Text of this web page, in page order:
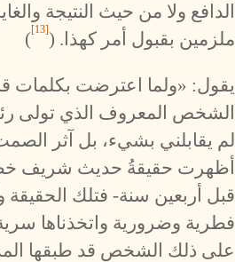
الدافع ولا من حيث النتيجة
ملزمين بقبول أمر كهذا. ([13]
)
يقول: «ولما اعترضت بكلمات
الشخص المعروف الذي تولى
لم يقابلني بشيء، بل آثر
أظهرت حقيقةُ حديث شريف
قبل أربعين سنة- فتلك الحقيقة
فطرية وضرورية واتخذناها
على ذلك الشخص قد طبقها